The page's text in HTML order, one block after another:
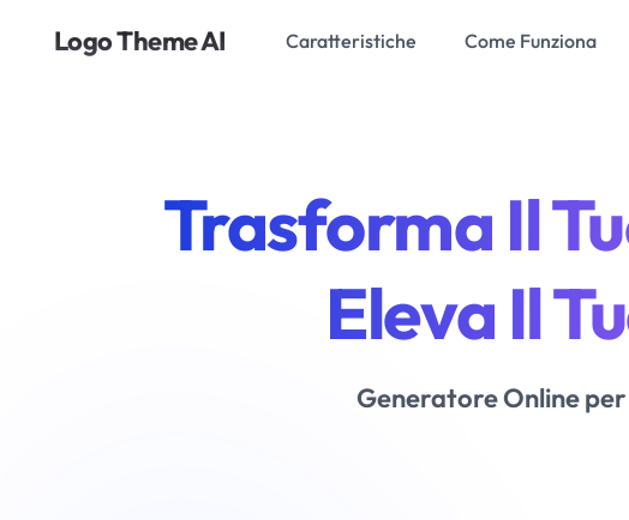
Logo Theme AI Caratteristiche Come Funziona
Trasforma Il
Eleva Il
Generatore Online